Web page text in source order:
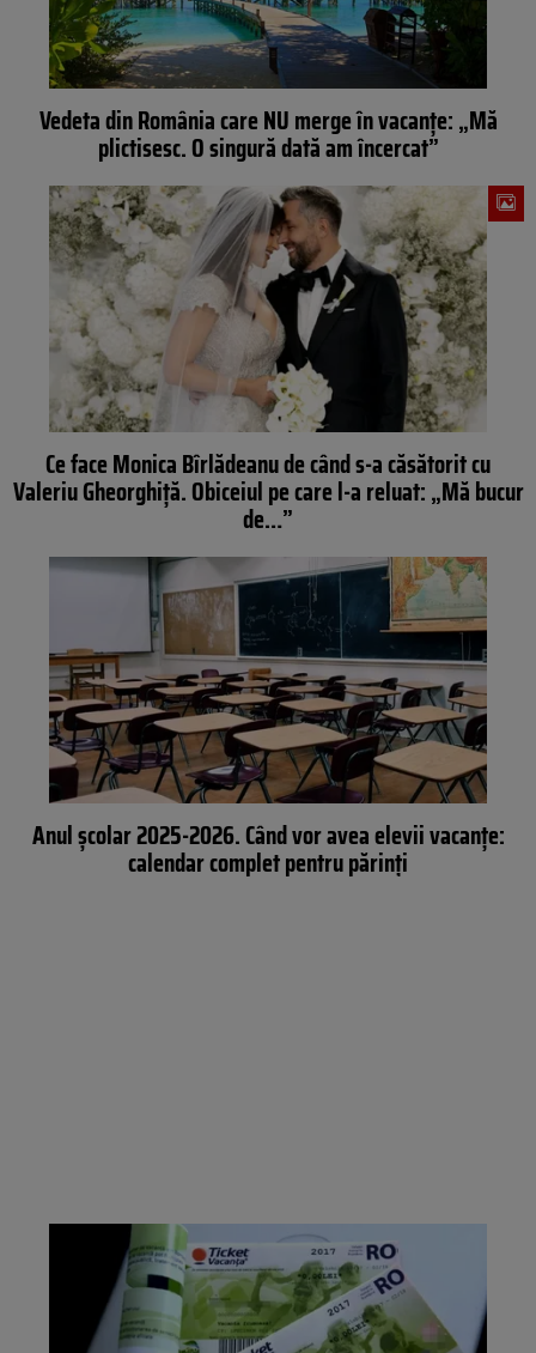
Vedeta din România care NU merge în vacanțe: „Mă
plictisesc. O singură dată am încercat”
Ce face Monica Bîrlădeanu de când s-a căsătorit cu
Valeriu Gheorghiță. Obiceiul pe care l-a reluat: „Mă bucur
de…”
Anul școlar 2025-2026. Când vor avea elevii vacanțe:
calendar complet pentru părinți